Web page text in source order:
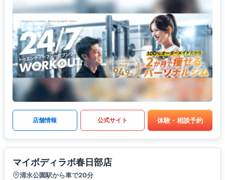
店舗情報 公式サイト 体験・相談予約
マイボディラボ春日部店
清水公園駅から車で20分